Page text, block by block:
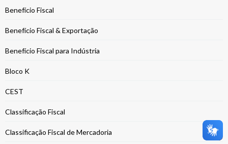
Benefício Fiscal
Benefício Fiscal & Exportação
Benefício Fiscal para Indústria
Bloco K
CEST
Classificação Fiscal
Classificação Fiscal de Mercadoria